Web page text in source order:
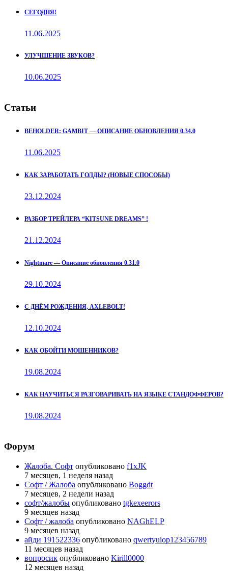
СЕГОДНЯ!
11.06.2025
УЛУЧШЕНИЕ ЗВУКОВ?
10.06.2025
Статьи
BEHOLDER: GAMBIT — ОПИСАНИЕ ОБНОВЛЕНИЯ 0.34.0
11.06.2025
КАК ЗАРАБОТАТЬ ГОЛДЫ? (НОВЫЕ СПОСОБЫ)
23.12.2024
РАЗБОР ТРЕЙЛЕРА “KITSUNE DREAMS” !
21.12.2024
Nightmare — Описание обновления 0.31.0
29.10.2024
С ДНЁМ РОЖДЕНИЯ, AXLEBOLT!
12.10.2024
КАК ОБОЙТИ МОШЕННИКОВ?
19.08.2024
КАК НАУЧИТЬСЯ РАЗГОВАРИВАТЬ НА ЯЗЫКЕ СТАНДОФФЕРОВ?
19.08.2024
Форум
Жалоба. Софт опубликовано f1xJK
7 месяцев, 1 неделя назад
Софт / Жалоба опубликовано Boggdt
7 месяцев, 2 недели назад
софт/жалобы опубликовано tgkexeerors
9 месяцев назад
Софт / жалоба опубликовано NAGhELP
9 месяцев назад
айди 191522336 опубликовано qwertyuiop123456789
11 месяцев назад
вопросик опубликовано Kirill0000
12 месяцев назад